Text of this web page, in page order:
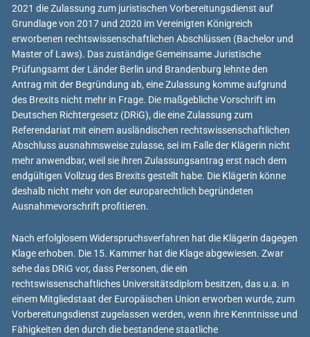
2021 die Zulassung zum juristischen Vorbereitungsdienst auf
Grundlage von 2017 und 2020 im Vereinigten Königreich
erworbenen rechtswissenschaftlichen Abschlüssen (Bachelor und
Master of Laws). Das zuständige Gemeinsame Juristische
Prüfungsamt der Länder Berlin und Brandenburg lehnte den
Antrag mit der Begründung ab, eine Zulassung komme aufgrund
des Brexits nicht mehr in Frage. Die maßgebliche Vorschrift im
Deutschen Richtergesetz (DRiG), die eine Zulassung zum
Referendariat mit einem ausländischen rechtswissenschaftlichen
Abschluss ausnahmsweise zulasse, sei im Falle der Klägerin nicht
mehr anwendbar, weil sie ihren Zulassungsantrag erst nach dem
endgültigen Vollzug des Brexits gestellt habe. Die Klägerin könne
deshalb nicht mehr von der europarechtlich begründeten
Ausnahmevorschrift profitieren.
Nach erfolglosem Widerspruchsverfahren hat die Klägerin dagegen
Klage erhoben. Die 15. Kammer hat die Klage abgewiesen. Zwar
sehe das DRiG vor, dass Personen, die ein
rechtswissenschaftliches Universitätsdiplom besitzen, das u.a. in
einem Mitgliedstaat der Europäischen Union erworben wurde, zum
Vorbereitungsdienst zugelassen werden, wenn ihre Kenntnisse und
Fähigkeiten den durch die bestandene staatliche